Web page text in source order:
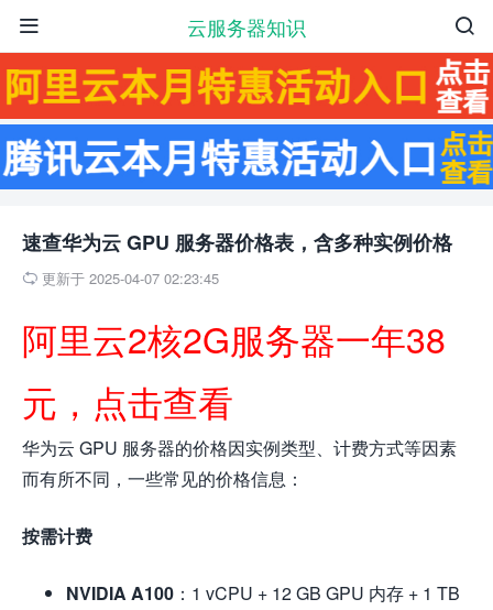
云服务器知识 

速查华为云 GPU 服务器价格表，含多种实例价格
 更新于 2025-04-07 02:23:45
阿里云2核2G服务器一年38
元，点击查看
华为云 GPU 服务器的价格因实例类型、计费方式等因素
而有所不同，一些常见的价格信息：
按需计费
NVIDIA A100 ：1 vCPU + 12 GB GPU 内存 + 1 TB